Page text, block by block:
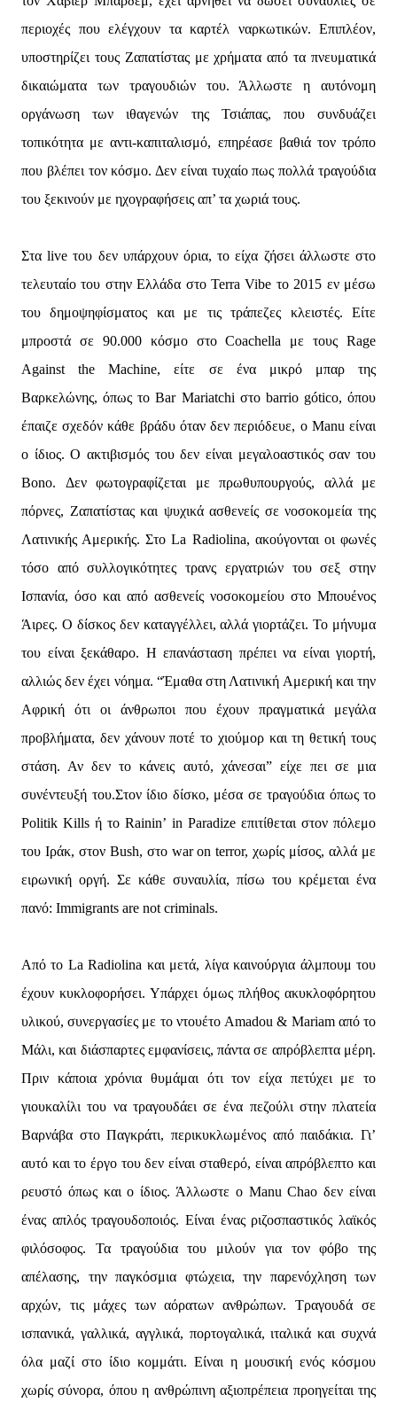
περιοχές που ελέγχουν τα καρτέλ ναρκωτικών. Επιπλέον,
υποστηρίζει τους Ζαπατίστας με χρήματα από τα πνευματικά
δικαιώματα των τραγουδιών του. Άλλωστε η αυτόνομη
οργάνωση των ιθαγενών της Τσιάπας, που συνδυάζει
τοπικότητα με αντι-καπιταλισμό, επηρέασε βαθιά τον τρόπο
που βλέπει τον κόσμο. Δεν είναι τυχαίο πως πολλά τραγούδια
του ξεκινούν με ηχογραφήσεις απ’ τα χωριά τους.
Στα live του δεν υπάρχουν όρια, το είχα ζήσει άλλωστε στο
τελευταίο του στην Ελλάδα στο Terra Vibe το 2015 εν μέσω
του δημοψηφίσματος και με τις τράπεζες κλειστές. Είτε
μπροστά σε 90.000 κόσμο στο Coachella με τους Rage
Against the Machine, είτε σε ένα μικρό μπαρ της
Βαρκελώνης, όπως το Bar Mariatchi στο barrio gótico, όπου
έπαιζε σχεδόν κάθε βράδυ όταν δεν περιόδευε, ο Manu είναι
ο ίδιος. Ο ακτιβισμός του δεν είναι μεγαλοαστικός σαν του
Bono. Δεν φωτογραφίζεται με πρωθυπουργούς, αλλά με
πόρνες, Ζαπατίστας και ψυχικά ασθενείς σε νοσοκομεία της
Λατινικής Αμερικής. Στο La Radiolina, ακούγονται οι φωνές
τόσο από συλλογικότητες τρανς εργατριών του σεξ στην
Ισπανία, όσο και από ασθενείς νοσοκομείου στο Μπουένος
Άιρες. Ο δίσκος δεν καταγγέλλει, αλλά γιορτάζει. Το μήνυμα
του είναι ξεκάθαρο. Η επανάσταση πρέπει να είναι γιορτή,
αλλιώς δεν έχει νόημα. “Έμαθα στη Λατινική Αμερική και την
Αφρική ότι οι άνθρωποι που έχουν πραγματικά μεγάλα
προβλήματα, δεν χάνουν ποτέ το χιούμορ και τη θετική τους
στάση. Αν δεν το κάνεις αυτό, χάνεσαι” είχε πει σε μια
συνέντευξή του.Στον ίδιο δίσκο, μέσα σε τραγούδια όπως το
Politik Kills ή το Rainin’ in Paradize επιτίθεται στον πόλεμο
του Ιράκ, στον Bush, στο war on terror, χωρίς μίσος, αλλά με
ειρωνική οργή. Σε κάθε συναυλία, πίσω του κρέμεται ένα
πανό: Immigrants are not criminals.
Από το La Radiolina και μετά, λίγα καινούργια άλμπουμ του
έχουν κυκλοφορήσει. Υπάρχει όμως πλήθος ακυκλοφόρητου
υλικού, συνεργασίες με το ντουέτο Amadou & Mariam από το
Μάλι, και διάσπαρτες εμφανίσεις, πάντα σε απρόβλεπτα μέρη.
Πριν κάποια χρόνια θυμάμαι ότι τον είχα πετύχει με το
γιουκαλίλι του να τραγουδάει σε ένα πεζούλι στην πλατεία
Βαρνάβα στο Παγκράτι, περικυκλωμένος από παιδάκια. Γι’
αυτό και το έργο του δεν είναι σταθερό, είναι απρόβλεπτο και
ρευστό όπως και ο ίδιος. Άλλωστε ο Manu Chao δεν είναι
ένας απλός τραγουδοποιός. Είναι ένας ριζοσπαστικός λαϊκός
φιλόσοφος. Τα τραγούδια του μιλούν για τον φόβο της
απέλασης, την παγκόσμια φτώχεια, την παρενόχληση των
αρχών, τις μάχες των αόρατων ανθρώπων. Τραγουδά σε
ισπανικά, γαλλικά, αγγλικά, πορτογαλικά, ιταλικά και συχνά
όλα μαζί στο ίδιο κομμάτι. Είναι η μουσική ενός κόσμου
χωρίς σύνορα, όπου η ανθρώπινη αξιοπρέπεια προηγείται της